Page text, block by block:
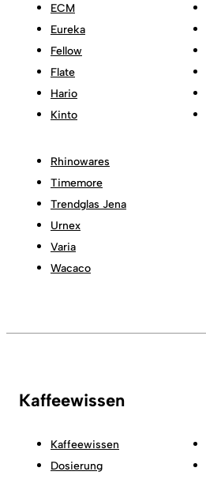
ECM
Eureka
Fellow
Flate
Hario
Kinto
Rhinowares
Timemore
Trendglas Jena
Urnex
Varia
Wacaco
Kaffeewissen
Kaffeewissen
Dosierung